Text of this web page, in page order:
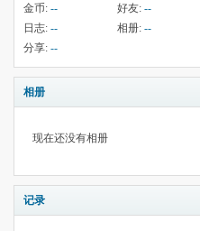
金币: -- 好友: --
日志: -- 相册: --
分享: --
相册
现在还没有相册
记录